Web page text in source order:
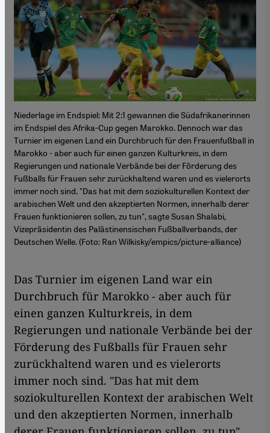
Niederlage im Endspiel: Mit 2:1 gewannen die Südafrikanerinnen
im Endspiel des Afrika-Cup gegen Marokko. Dennoch war das
Turnier im eigenen Land ein Durchbruch für den Frauenfußball in
Marokko - aber auch für einen ganzen Kulturkreis, in dem
Regierungen und nationale Verbände bei der Förderung des
Fußballs für Frauen sehr zurückhaltend waren und es vielerorts
immer noch sind. "Das hat mit dem soziokulturellen Kontext der
arabischen Welt und den akzeptierten Normen, innerhalb derer
Frauen funktionieren sollen, zu tun", sagte Susan Shalabi,
Vizepräsidentin des Palästinensischen Fußballverbands, der
Deutschen Welle. (Foto: Ran Wilkisky/empics/picture-alliance)
Das Turnier im eigenen Land war ein
Durchbruch für Marokko - aber auch für
einen ganzen Kulturkreis, in dem
Regierungen und nationale Verbände bei der
Förderung des Fußballs für Frauen sehr
zurückhaltend waren und es vielerorts
immer noch sind. "Das hat mit dem
soziokulturellen Kontext der arabischen Welt
und den akzeptierten Normen, innerhalb